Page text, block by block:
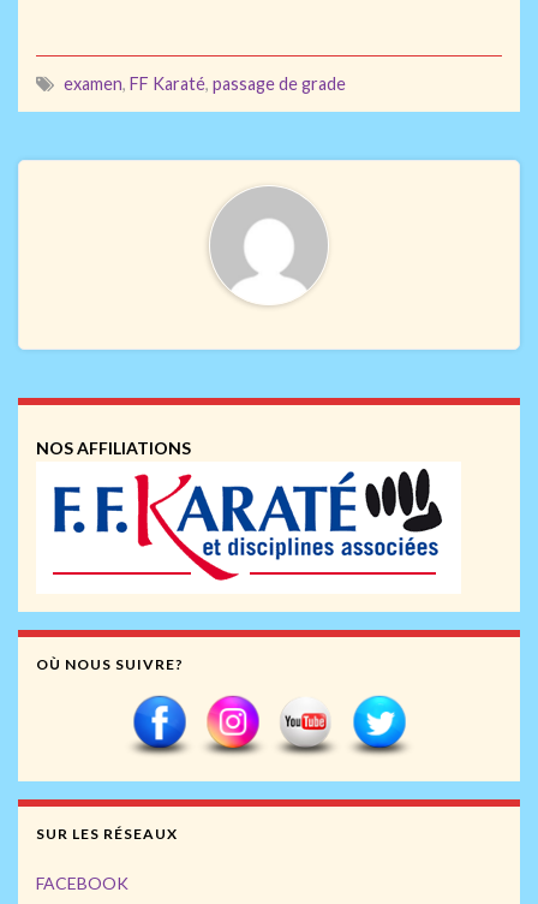
examen, FF Karaté, passage de grade
NOS AFFILIATIONS
OÙ NOUS SUIVRE?
SUR LES RÉSEAUX
FACEBOOK